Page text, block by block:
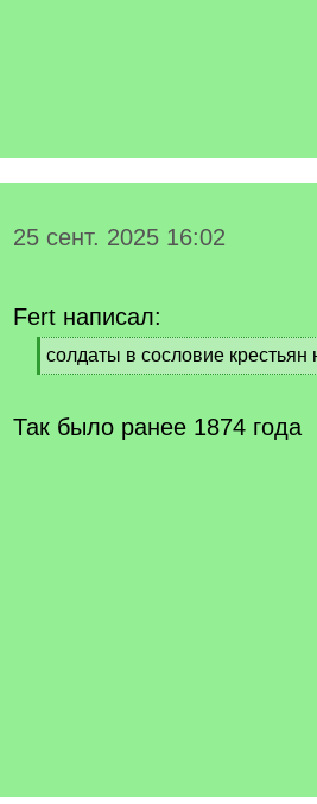
25 сент. 2025 16:02
Fert написал:
[
q
солдаты в сословие
[
q
]
Так было ранее 1874 года